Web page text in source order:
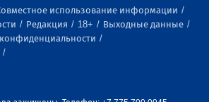
использование информации
Редакция 18+
Выходные данные